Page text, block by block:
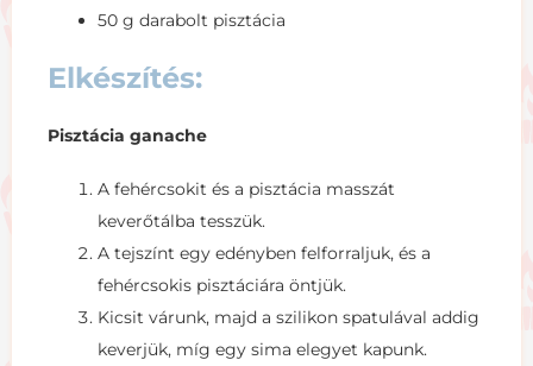
50 g darabolt pisztácia
Elkészítés:
Pisztácia ganache
A fehércsokit és a pisztácia masszát
keverőtálba tesszük.
A tejszínt egy edényben felforraljuk, és a
fehércsokis pisztáciára öntjük.
Kicsit várunk, majd a szilikon spatulával addig
keverjük, míg egy sima elegyet kapunk.